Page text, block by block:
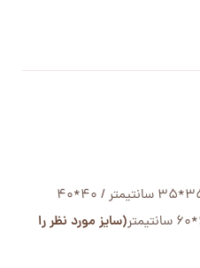
در چهار سایز موجود است: 35*35 سانتیمتر / 40*40
(سایز مورد نظر را